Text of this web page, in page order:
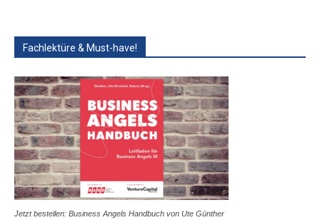
Fachlektüre & Must-have!
Jetzt bestellen: Business Angels Handbuch von Ute Günther